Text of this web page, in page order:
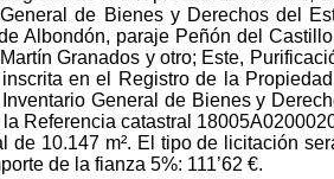
de Bienes y Derechos del
Albondón, paraje Peñón del
Granados y otro; Este,
en el Registro de la
General de Bienes y
Referencia catastral
10.147 m². El tipo de licitación
de la fianza 5%: 111’62 €.